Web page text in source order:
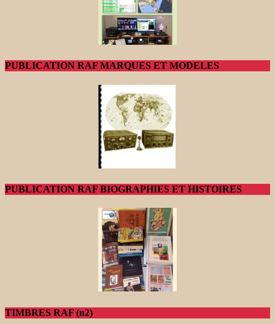
PUBLICATION RAF MARQUES ET MODELES
PUBLICATION RAF BIOGRAPHIES ET HISTOIRES
TIMBRES RAF (n2)